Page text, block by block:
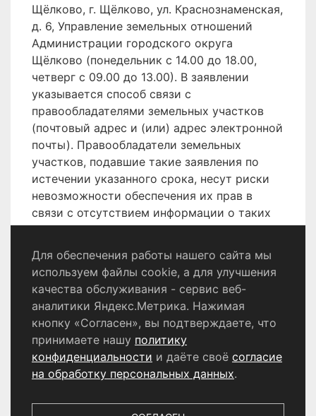
Щёлково, г. Щёлково, ул. Краснознаменская,
д. 6, Управление земельных отношений
Администрации городского округа
Щёлково (понедельник с 14.00 до 18.00,
четверг с 09.00 до 13.00). В заявлении
указывается способ связи с
правообладателями земельных участков
(почтовый адрес и (или) адрес электронной
почты). Правообладатели земельных
участков, подавшие такие заявления по
истечении указанного срока, несут риски
невозможности обеспечения их прав в
связи с отсутствием информации о таких
лицах и их правах на земельные участки.
Политика конфиденциальности
Согласие на обработку персональных данных
© 2024 - 2026 Сетевое издание «Информационный
портал Щёлково». Свидетельство о регистрации СМИ
Выдано Федеральной службой по надзору в сфере
Для обеспечения работы нашего сайта мы
используем файлы cookie, а для улучшения
качества обслуживания - сервис веб-
аналитики Яндекс.Метрика. Нажимая
кнопку «Согласен», вы подтверждаете, что
принимаете нашу политику
конфиденциальности и даёте своё согласие
на обработку персональных данных.